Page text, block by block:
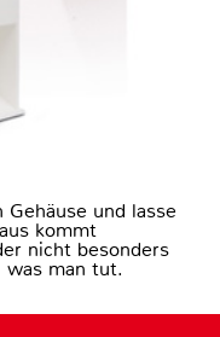
und lasse
kommt
nicht besonders
man tut.